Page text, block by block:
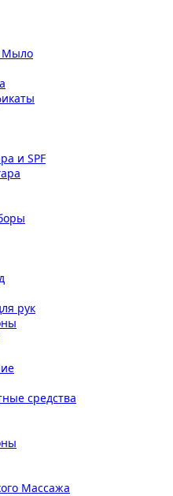
Мыло
и SPF
рук
средства
Массажа